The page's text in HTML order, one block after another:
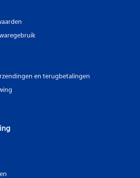
en terugbetalingen